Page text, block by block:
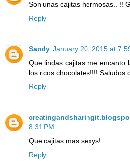
Son unas cajitas hermosas.. !!
Reply
Sandy January 20, 2015 at
Que lindas cajitas me encanto
los ricos chocolates!!!! Saludos
Reply
8:31 PM
Que cajitas mas sexys!
Reply